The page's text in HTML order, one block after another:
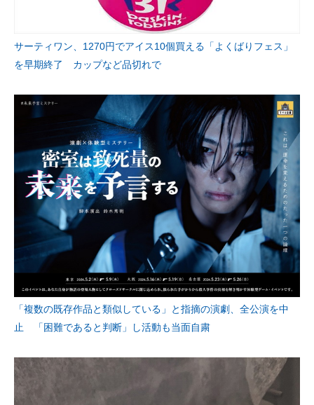
サーティワン、1270円でアイス10個買える「よくばりフェス」
を早期終了 カップなど品切れで
「複数の既存作品と類似している」と指摘の演劇、全公演を中
止 「困難であると判断」し活動も当面自粛